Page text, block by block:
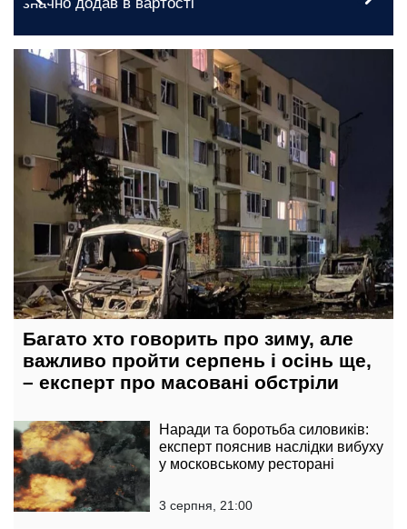
сьогодні, 06:25
Багато хто говорить про зиму, але
важливо пройти серпень і осінь ще,
– експерт про масовані обстріли
Наради та боротьба силовиків:
експерт пояснив наслідки вибуху
у московському ресторані
3 серпня, 21:00